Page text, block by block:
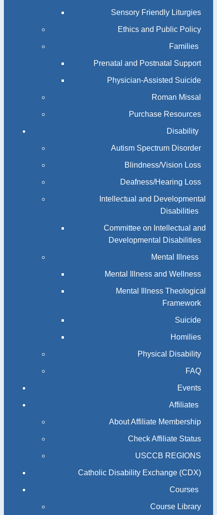
Sensory Friendly Liturgies
Ethics and Public Policy
Families
Prenatal and Postnatal Support
Physician-Assisted Suicide
Roman Missal
Purchase Resources
Disability
Autism Spectrum Disorder
Blindness/Vision Loss
Deafness/Hearing Loss
Intellectual and Developmental
Disabilities
Committee on Intellectual and
Developmental Disabilities
Mental Illness
Mental Illness and Wellness
Mental Illness Theological
Framework
Suicide
Homilies
Physical Disability
FAQ
Events
Affiliates
About Affiliate Membership
Check Affiliate Status
USCCB REGIONS
Catholic Disability Exchange (CDX)
Courses
Course Library